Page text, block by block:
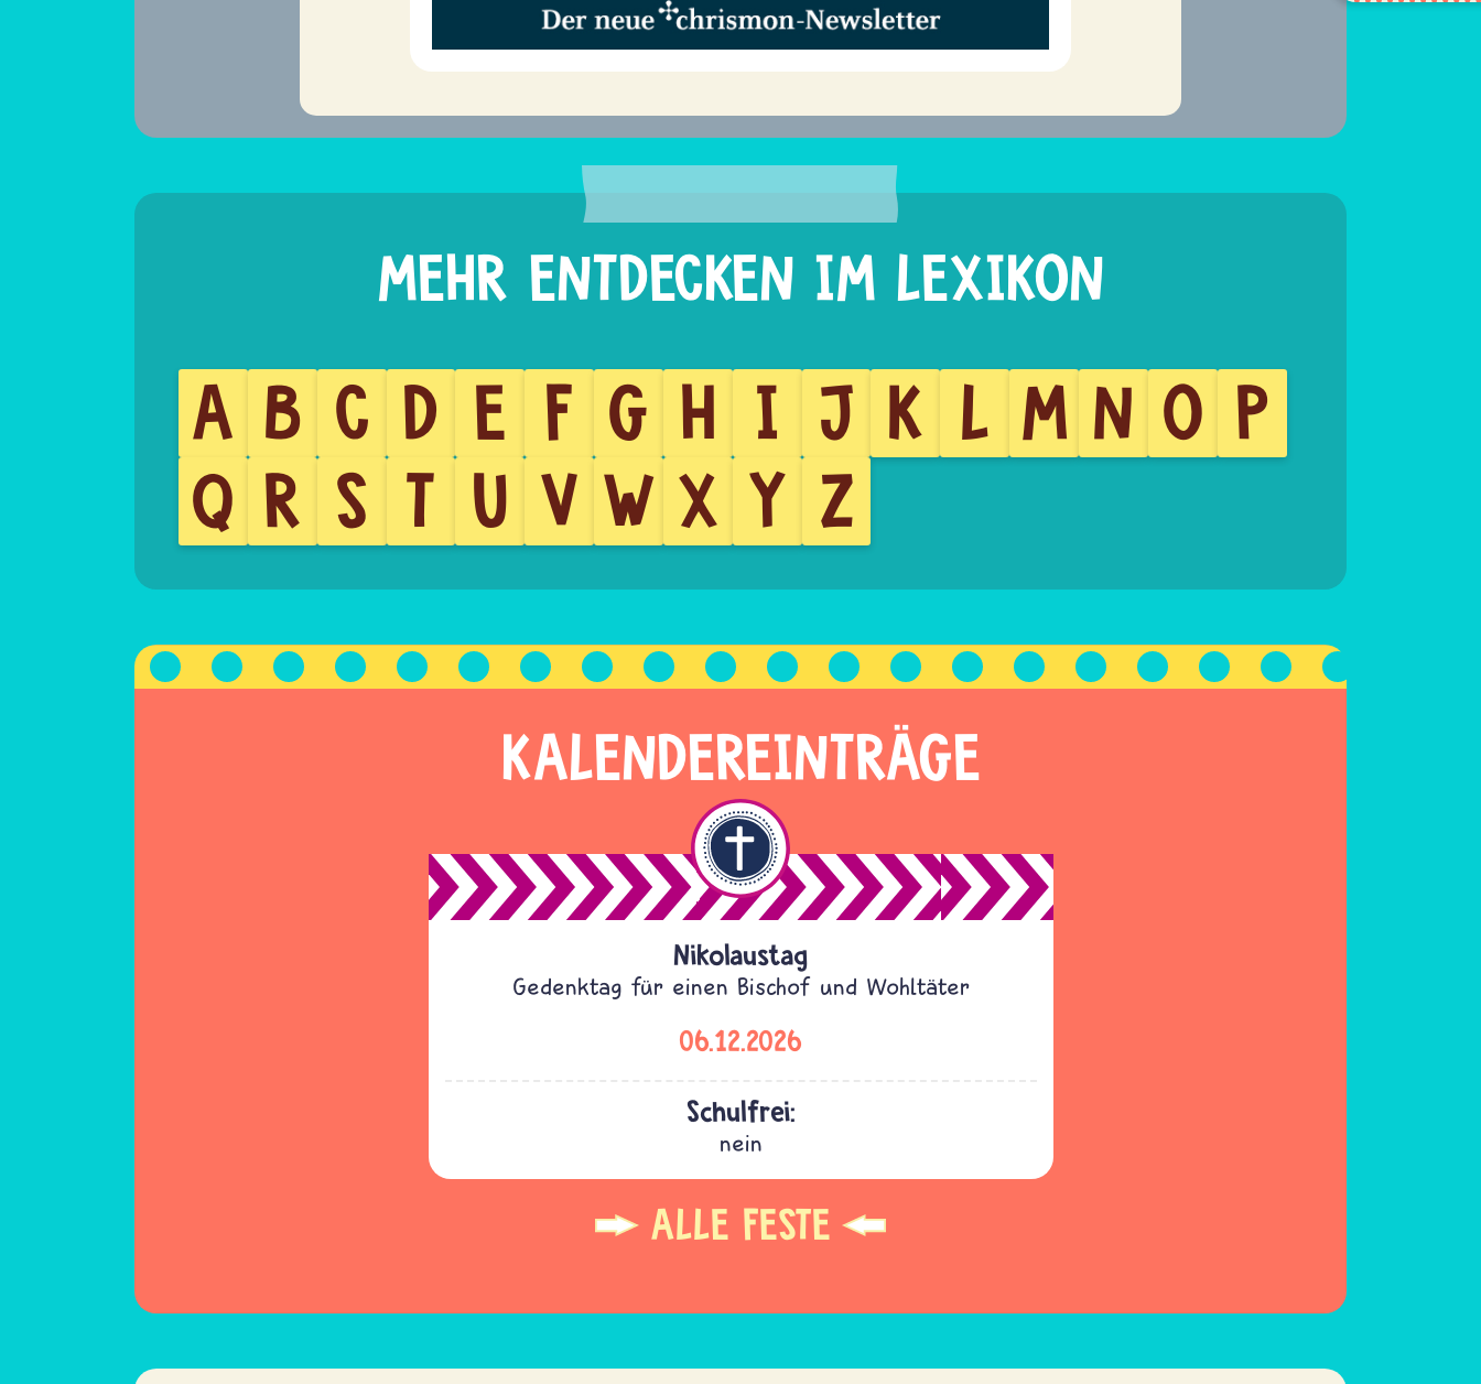
A B C D E F G H I J K L M N O P
Q R S T U V W X Y Z
KALENDEREINTRÄGE
Nikolaustag
Gedenktag für einen Bischof und Wohltäter
06.12.2026
Schulfrei:
nein
ALLE FESTE